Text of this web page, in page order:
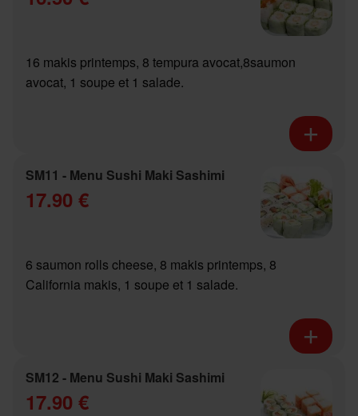
16 makis printemps, 8 tempura avocat,8saumon
avocat, 1 soupe et 1 salade.
SM11 - Menu Sushi Maki Sashimi
17.90 €
6 saumon rolls cheese, 8 makis printemps, 8
California makis, 1 soupe et 1 salade.
SM12 - Menu Sushi Maki Sashimi
17.90 €